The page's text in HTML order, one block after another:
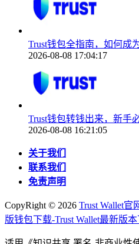
Trust钱包全指南，如何成
2026-08-08 17:04:17
Trust钱包转钱出来，新手
2026-08-08 16:21:05
关于我们
联系我们
免责声明
CopyRight © 2026 Trust Wallet官
版钱包下载-Trust Wallet最新版